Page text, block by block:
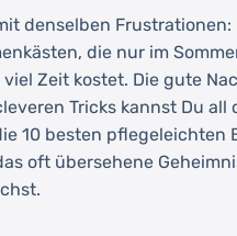
denselben Frustrationen:
die nur im
Zeit kostet. Die gute
Tricks kannst Du all
10 besten pflegeleichten
oft übersehene